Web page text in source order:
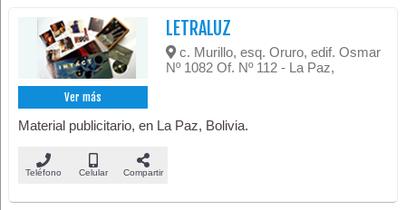
Ver más
LETRALUZ
c. Murillo, esq. Oruro, edif. Osmar
Nº 1082 Of. Nº 112 - La Paz,
Material publicitario, en La Paz, Bolivia.
Teléfono Celular Compartir